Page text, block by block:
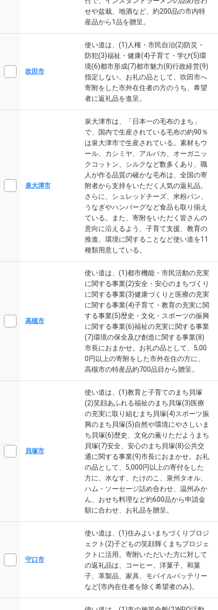
せや盆栽、地酒など、約200品の市内特
産品から1品を贈呈。
吹田市
使い道は、(1)人権・市民自治(2)防災・
防犯(3)福祉・健康(4)子育て・学び(5)環
境(6)都市形成(7)都市魅力(8)行政経営(9)
指定しない。お礼の品として、吹田市へ
寄附をした市外在住者の方のうち、希望
者に返礼品を進呈。
泉大津市
泉大津市は、「日本一の毛布のまち」
で、国内で生産されている毛布の約90％
は泉大津市で生産されている。素材もウ
ール、カシミヤ、アルパカ、オーガニッ
クコットン、シルクなど数多くあり、職
人が作る品質の確かな毛布は、全国の寄
附者から支持をいただく人気の返礼品。
さらに、シュレッドチーズ、米粉パン、
うなぎやハンバーグなど食品も取り揃え
ている。また、寄附をいただく皆さんの
意向に沿えるよう、子育て支援、教育の
推進、環境に関することなど使い道を11
種類用意している。
高槻市
使い道は、(1)都市機能・市民活動の充実
に関する事業(2)安全・安心のまちづくり
に関する事業(3)健康づくりと医療の充実
に関する事業(4)子育て・教育の充実に関
する事業(5)歴史・文化・スポーツの振興
に関する事業(6)福祉の充実に関する事業
(7)環境の保全及び創造に関する事業(8)
市長におまかせ。お礼の品として、5,00
0円以上の寄附をした市外在住の方に、
高槻市の特産品約700品目から贈呈。
貝塚市
使い道は、(1)教育と子育てのまち貝塚
(2)笑顔あふれる福祉のまち貝塚(3)医療
の充実に取り組むまち貝塚(4)スポーツ振
興のまち貝塚(5)自然や環境にやさしいま
ち貝塚(6)歴史、文化の薫りただようまち
貝塚(7)安全、安心のまち貝塚(8)公共交
通に関する事業(9)市長におまかせ。お礼
の品として、5,000円以上の寄付をした
方に、水なす、たけのこ、泉州タオル、
ハム・ソーセージ詰め合わせ、温州みか
ん、おせち料理など約600品から申請金
額に合わせ、お礼品を贈呈。
守口市
使い道は、(1)住みよいまちづくりプロジ
ェクト(2)子どもの笑顔輝くまちプロジェ
クトに活用。寄附いただいた方に対して
の返礼品は、コーヒー、洋菓子、和菓
子、革製品、家具、モバイルバッテリー
など(市内在住者を除く希望者のみ)。